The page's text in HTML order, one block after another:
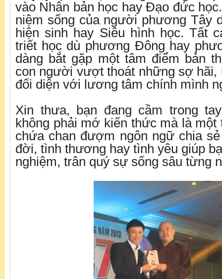
vào Nhân bản học hay Đạo đức
niệm sống của người phương Tây
hiện sinh hay Siêu hình học. Tất
triết học dù phương Đông hay
dàng bắt gặp một tâm điểm bản
con người vượt thoát những sợ hãi,
đối diện với lương tâm chính mình
Xin thưa, bạn đang cầm trong
không phải mớ kiến thức mà là một
chứa chan đượm ngôn ngữ chia
đời, tình thương hay tình yêu giúp
nghiệm, trân quý sự sống sâu từng